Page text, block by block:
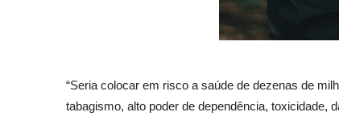
“Seria colocar em risco a saúde de dezenas de
tabagismo, alto poder de dependência, toxicidade,